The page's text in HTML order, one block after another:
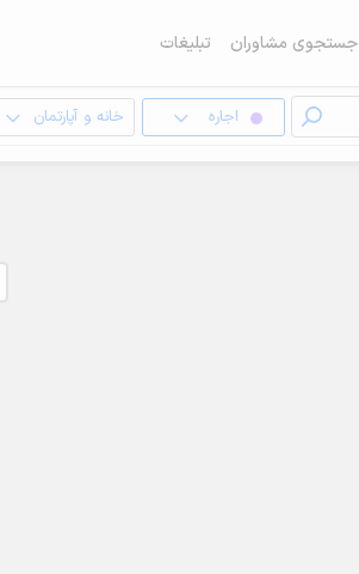
جستجوی مشاوران تبلیغات
اجاره خانه و آپارتمان